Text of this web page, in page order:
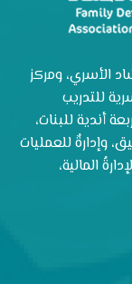
الإرشاد الأسري، ومركز
للتدريب
أندية للبنات،
وإدارةٌ للعمليات
المالية،